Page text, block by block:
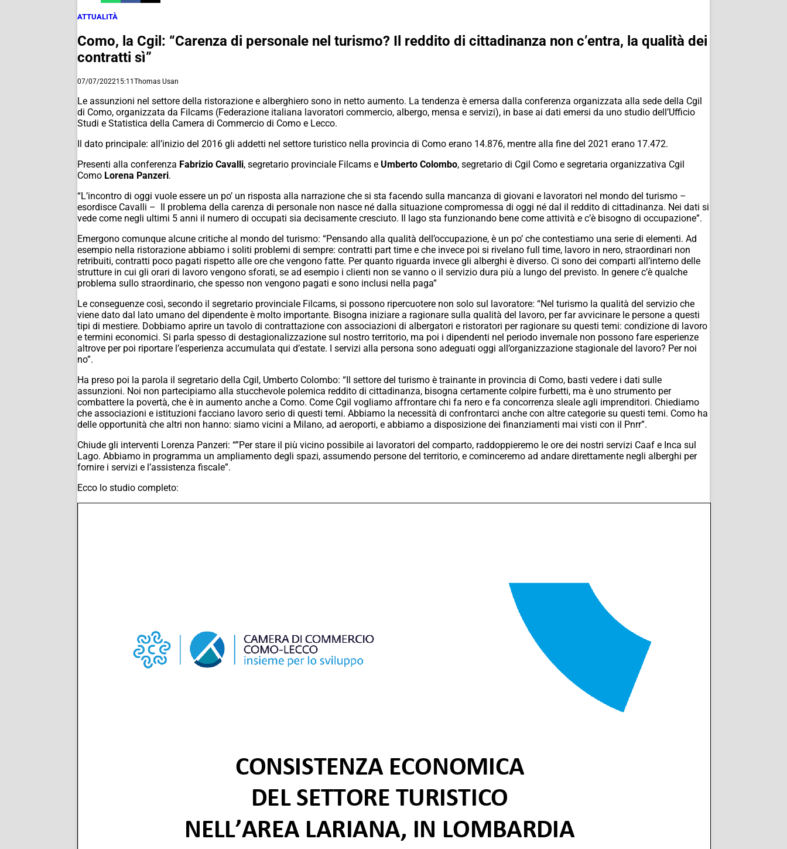
ATTUALITÀ
Como, la Cgil: “Carenza di personale nel turismo? Il reddito di cittadinanza non c’entra, la qualità dei
contratti sì”
07/07/202215:11Thomas Usan
Le assunzioni nel settore della ristorazione e alberghiero sono in netto aumento. La tendenza è emersa dalla conferenza organizzata alla sede della Cgil
di Como, organizzata da Filcams (Federazione italiana lavoratori commercio, albergo, mensa e servizi), in base ai dati emersi da uno studio dell’Ufficio
Studi e Statistica della Camera di Commercio di Como e Lecco.
Il dato principale: all’inizio del 2016 gli addetti nel settore turistico nella provincia di Como erano 14.876, mentre alla fine del 2021 erano 17.472.
Presenti alla conferenza Fabrizio Cavalli, segretario provinciale Filcams e Umberto Colombo, segretario di Cgil Como e segretaria organizzativa Cgil
Como Lorena Panzeri.
“L’incontro di oggi vuole essere un po’ un risposta alla narrazione che si sta facendo sulla mancanza di giovani e lavoratori nel mondo del turismo –
esordisce Cavalli – Il problema della carenza di personale non nasce né dalla situazione compromessa di oggi né dal il reddito di cittadinanza. Nei dati si
vede come negli ultimi 5 anni il numero di occupati sia decisamente cresciuto. Il lago sta funzionando bene come attività e c’è bisogno di occupazione”.
Emergono comunque alcune critiche al mondo del turismo: “Pensando alla qualità dell’occupazione, è un po’ che contestiamo una serie di elementi. Ad
esempio nella ristorazione abbiamo i soliti problemi di sempre: contratti part time e che invece poi si rivelano full time, lavoro in nero, straordinari non
retribuiti, contratti poco pagati rispetto alle ore che vengono fatte. Per quanto riguarda invece gli alberghi è diverso. Ci sono dei comparti all’interno delle
strutture in cui gli orari di lavoro vengono sforati, se ad esempio i clienti non se vanno o il servizio dura più a lungo del previsto. In genere c’è qualche
problema sullo straordinario, che spesso non vengono pagati e sono inclusi nella paga”
Le conseguenze così, secondo il segretario provinciale Filcams, si possono ripercuotere non solo sul lavoratore: “Nel turismo la qualità del servizio che
viene dato dal lato umano del dipendente è molto importante. Bisogna iniziare a ragionare sulla qualità del lavoro, per far avvicinare le persone a questi
tipi di mestiere. Dobbiamo aprire un tavolo di contrattazione con associazioni di albergatori e ristoratori per ragionare su questi temi: condizione di lavoro
e termini economici. Si parla spesso di destagionalizzazione sul nostro territorio, ma poi i dipendenti nel periodo invernale non possono fare esperienze
altrove per poi riportare l’esperienza accumulata qui d’estate. I servizi alla persona sono adeguati oggi all’organizzazione stagionale del lavoro? Per noi
no”.
Ha preso poi la parola il segretario della Cgil, Umberto Colombo: “Il settore del turismo è trainante in provincia di Como, basti vedere i dati sulle
assunzioni. Noi non partecipiamo alla stucchevole polemica reddito di cittadinanza, bisogna certamente colpire furbetti, ma è uno strumento per
combattere la povertà, che è in aumento anche a Como. Come Cgil vogliamo affrontare chi fa nero e fa concorrenza sleale agli imprenditori. Chiediamo
che associazioni e istituzioni facciano lavoro serio di questi temi. Abbiamo la necessità di confrontarci anche con altre categorie su questi temi. Como ha
delle opportunità che altri non hanno: siamo vicini a Milano, ad aeroporti, e abbiamo a disposizione dei finanziamenti mai visti con il Pnrr”.
Chiude gli interventi Lorenza Panzeri: “”Per stare il più vicino possibile ai lavoratori del comparto, raddoppieremo le ore dei nostri servizi Caaf e Inca sul
Lago. Abbiamo in programma un ampliamento degli spazi, assumendo persone del territorio, e cominceremo ad andare direttamente negli alberghi per
fornire i servizi e l’assistenza fiscale”.
Ecco lo studio completo: